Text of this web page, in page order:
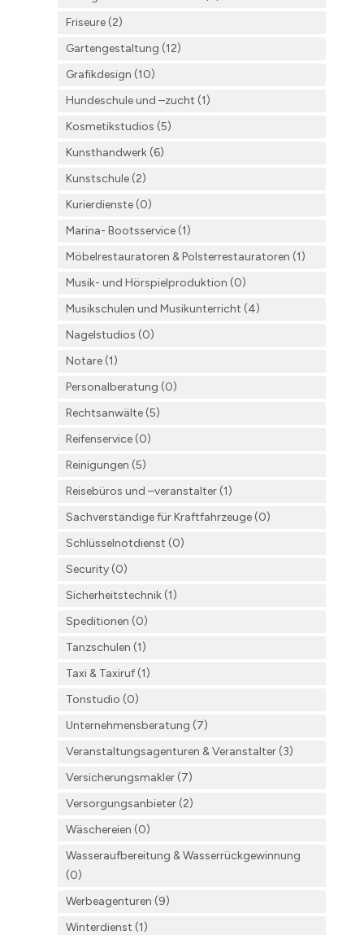
Friseure (2)
Gartengestaltung (12)
Grafikdesign (10)
Hundeschule und –zucht (1)
Kosmetikstudios (5)
Kunsthandwerk (6)
Kunstschule (2)
Kurierdienste (0)
Marina- Bootsservice (1)
Möbelrestauratoren & Polsterrestauratoren (1)
Musik- und Hörspielproduktion (0)
Musikschulen und Musikunterricht (4)
Nagelstudios (0)
Notare (1)
Personalberatung (0)
Rechtsanwälte (5)
Reifenservice (0)
Reinigungen (5)
Reisebüros und –veranstalter (1)
Sachverständige für Kraftfahrzeuge (0)
Schlüsselnotdienst (0)
Security (0)
Sicherheitstechnik (1)
Speditionen (0)
Tanzschulen (1)
Taxi & Taxiruf (1)
Tonstudio (0)
Unternehmensberatung (7)
Veranstaltungsagenturen & Veranstalter (3)
Versicherungsmakler (7)
Versorgungsanbieter (2)
Wäschereien (0)
Wasseraufbereitung & Wasserrückgewinnung
(0)
Werbeagenturen (9)
Winterdienst (1)